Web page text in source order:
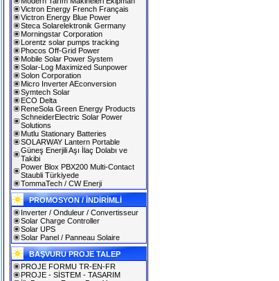
Victron Energy French Français
Victron Energy Blue Power
Steca Solarelektronik Germany
Morningstar Corporation
Lorentz solar pumps tracking
Phocos Off-Grid Power
Mobile Solar Power System
Solar-Log Maximized Sunpower
Solon Corporation
Micro Inverter AEconversion
Symtech Solar
ECO Delta
ReneSola Green Energy Products
SchneiderElectric Solar Power
Solutions
Mutlu Stationary Batteries
SOLARWAY Lantern Portable
Güneş Enerjili Aşı İlaç Dolabı ve
Takibi
Power Blox PBX200 Multi-Contact
Staubli Türkiyede
TommaTech / CW Enerji
PROMOSYON / İNDİRİMLİ
Inverter / Onduleur / Convertisseur
Solar Charge Controller
Solar UPS
Solar Panel / Panneau Solaire
BAŞVURU PROJE TALEP
PROJE FORMU TR-EN-FR
PROJE - SİSTEM - TASARIM